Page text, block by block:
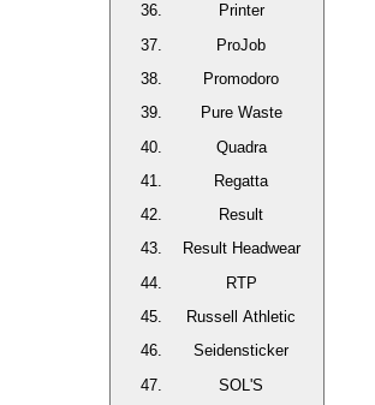
Printer
ProJob
Promodoro
Pure Waste
Quadra
Regatta
Result
Result Headwear
RTP
Russell Athletic
Seidensticker
SOL'S